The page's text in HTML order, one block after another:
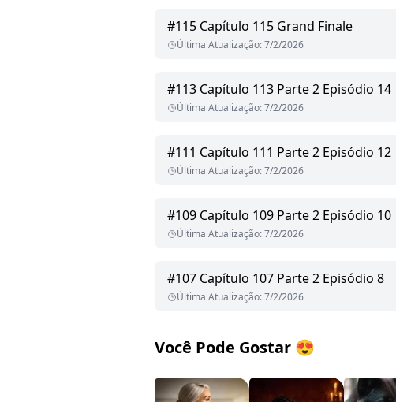
#115 Capítulo 115 Grand Finale
Última Atualização:7/2/2026
#113 Capítulo 113 Parte 2 Episódio 14
Última Atualização:7/2/2026
#111 Capítulo 111 Parte 2 Episódio 12
Última Atualização:7/2/2026
#109 Capítulo 109 Parte 2 Episódio 10
Última Atualização:7/2/2026
#107 Capítulo 107 Parte 2 Episódio 8
Última Atualização:7/2/2026
Você Pode Gostar 😍